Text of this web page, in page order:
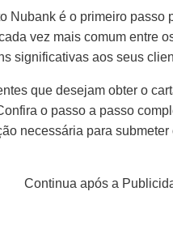
Nubank é o primeiro passo
vez mais comum entre
significativas aos seus
que desejam obter o
o passo a passo
necessária para submeter
Continua após a